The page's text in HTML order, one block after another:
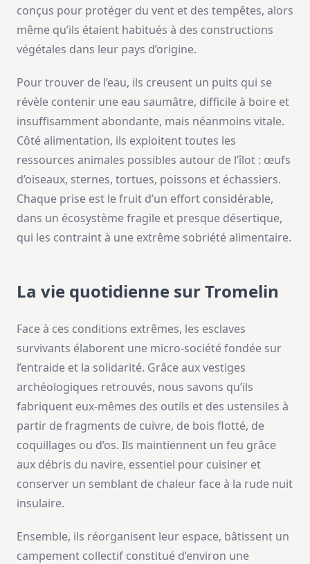
conçus pour protéger du vent et des tempêtes, alors
même qu’ils étaient habitués à des constructions
végétales dans leur pays d’origine.
Pour trouver de l’eau, ils creusent un puits qui se
révèle contenir une eau saumâtre, difficile à boire et
insuffisamment abondante, mais néanmoins vitale.
Côté alimentation, ils exploitent toutes les
ressources animales possibles autour de l’îlot : œufs
d’oiseaux, sternes, tortues, poissons et échassiers.
Chaque prise est le fruit d’un effort considérable,
dans un écosystème fragile et presque désertique,
qui les contraint à une extrême sobriété alimentaire.
La vie quotidienne sur Tromelin
Face à ces conditions extrêmes, les esclaves
survivants élaborent une micro-société fondée sur
l’entraide et la solidarité. Grâce aux vestiges
archéologiques retrouvés, nous savons qu’ils
fabriquent eux-mêmes des outils et des ustensiles à
partir de fragments de cuivre, de bois flotté, de
coquillages ou d’os. Ils maintiennent un feu grâce
aux débris du navire, essentiel pour cuisiner et
conserver un semblant de chaleur face à la rude nuit
insulaire.
Ensemble, ils réorganisent leur espace, bâtissent un
campement collectif constitué d’environ une